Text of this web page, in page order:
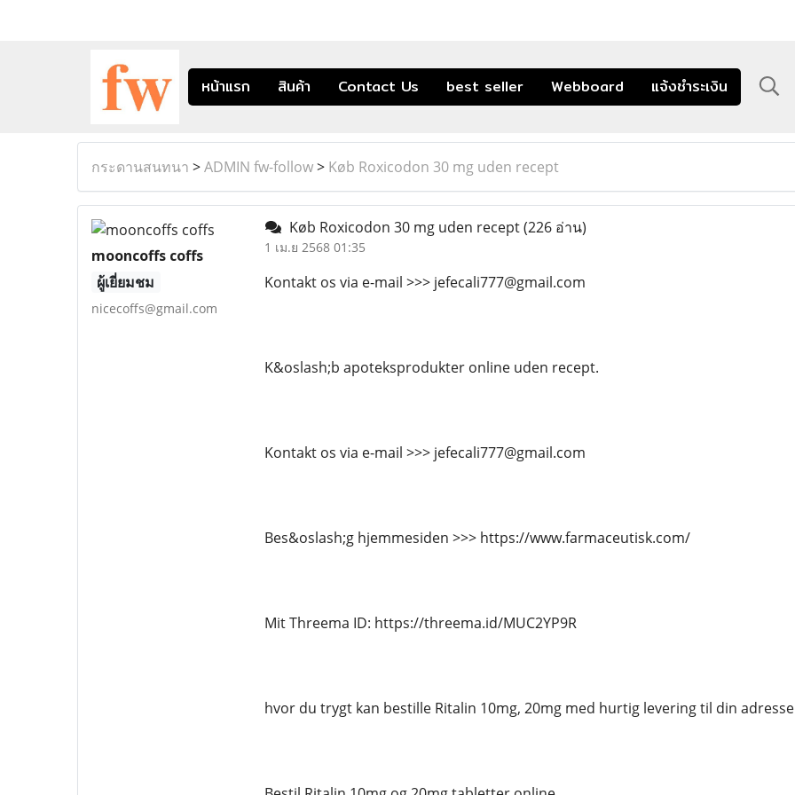
หน้าแรก สินค้า Contact Us best seller Webboard แจ้งชำระเงิน
กระดานสนทนา >ADMIN fw-follow> Køb Roxicodon 30 mg uden recept
mooncoffs coffs
ผู้เยี่ยมชม
nicecoffs@gmail.com
Køb Roxicodon 30 mg uden recept(226 อ่าน)
1 เม.ย 2568 01:35
Kontakt os via e-mail >>> jefecali777@gmail.com
K&oslash;b apoteksprodukter online uden recept.
Kontakt os via e-mail >>> jefecali777@gmail.com
Bes&oslash;g hjemmesiden >>> https://www.farmaceutisk.com/
Mit Threema ID: https://threema.id/MUC2YP9R
hvor du trygt kan bestille Ritalin 10mg, 20mg med hurtig levering til din